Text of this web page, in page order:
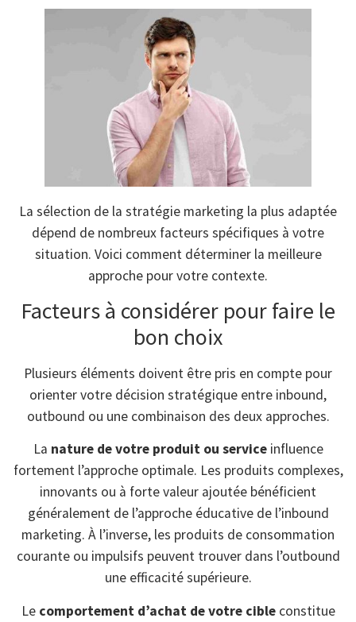
La sélection de la stratégie marketing la plus adaptée
dépend de nombreux facteurs spécifiques à votre
situation. Voici comment déterminer la meilleure
approche pour votre contexte.
Facteurs à considérer pour faire le
bon choix
Plusieurs éléments doivent être pris en compte pour
orienter votre décision stratégique entre inbound,
outbound ou une combinaison des deux approches.
La nature de votre produit ou serviceinfluence
fortement l’approche optimale. Les produits complexes,
innovants ou à forte valeur ajoutée bénéficient
généralement de l’approche éducative de l’inbound
marketing. À l’inverse, les produits de consommation
courante ou impulsifs peuvent trouver dans l’outbound
une efficacité supérieure.
Le comportement d’achat de votre cibleconstitue